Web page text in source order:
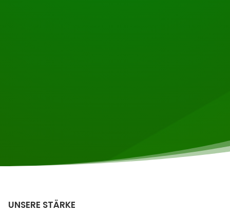
UNSERE STÄRKE